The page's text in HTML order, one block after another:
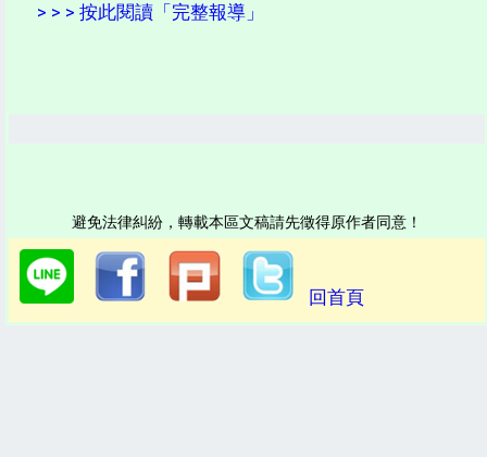
> > > 按此閱讀「完整報導」
避免法律糾紛，轉載本區文稿請先徵得原作者同意！
回首頁